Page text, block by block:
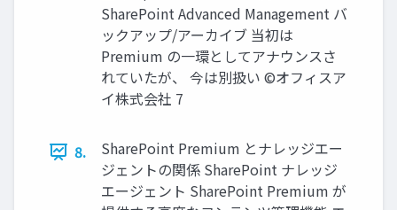
SharePoint Advanced Management バ
ックアップ/アーカイブ 当初は
Premium の一環としてアナウンスさ
れていたが、 今は別扱い ©オフィスア
イ株式会社 7
8.
SharePoint Premium とナレッジエー
ジェントの関係 SharePoint ナレッジ
エージェント SharePoint Premium が